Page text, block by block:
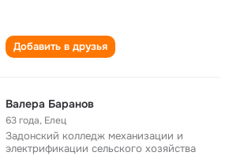
Добавить в друзья
Валера Баранов
63 года, Елец
Задонский колледж механизации и
электрификации сельского хозяйства